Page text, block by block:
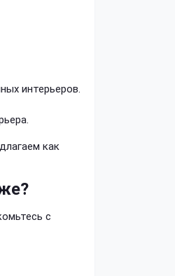
интерьеров.
как
с